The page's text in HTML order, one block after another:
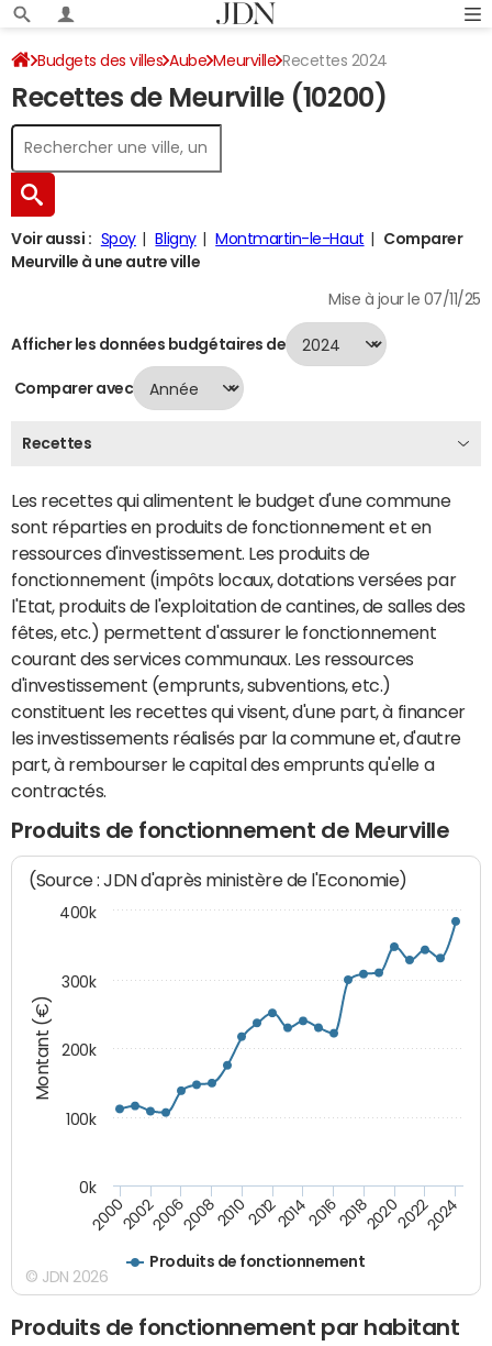
Budgets des villes Aube Meurville Recettes 2024
Recettes de Meurville (10200)
Voir aussi : Spoy Bligny Montmartin-le-Haut
Comparer
Meurville à une autre ville
Mise à jour le 07/11/25
Afficher les données budgétaires de
Comparer avec
Recettes
Les recettes qui alimentent le budget d'une commune
sont réparties en produits de fonctionnement et en
ressources d'investissement. Les produits de
fonctionnement (impôts locaux, dotations versées par
l'Etat, produits de l'exploitation de cantines, de salles des
fêtes, etc.) permettent d'assurer le fonctionnement
courant des services communaux. Les ressources
d'investissement (emprunts, subventions, etc.)
constituent les recettes qui visent, d'une part, à financer
les investissements réalisés par la commune et, d'autre
part, à rembourser le capital des emprunts qu'elle a
contractés.
Produits de fonctionnement de Meurville
Montant (€)
(Source : JDN d'après ministère de l'Economie)
Produits de fonctionnement
200020022006200820102012201420162018202020222024
0k
100k
200k
300k
400k
© JDN 2026
Produits de fonctionnement par habitant